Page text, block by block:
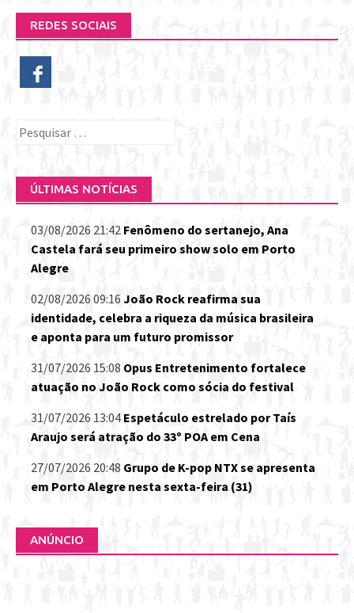
REDES SOCIAIS
Pesquisar
ÚLTIMAS NOTÍCIAS
03/08/2026 21:42 Fenômeno do sertanejo, Ana
Castela fará seu primeiro show solo em Porto
Alegre
02/08/2026 09:16 João Rock reafirma sua
identidade, celebra a riqueza da música brasileira
e aponta para um futuro promissor
31/07/2026 15:08 Opus Entretenimento fortalece
atuação no João Rock como sócia do festival
31/07/2026 13:04 Espetáculo estrelado por Taís
Araujo será atração do 33º POA em Cena
27/07/2026 20:48 Grupo de K-pop NTX se apresenta
em Porto Alegre nesta sexta-feira (31)
ANÚNCIO